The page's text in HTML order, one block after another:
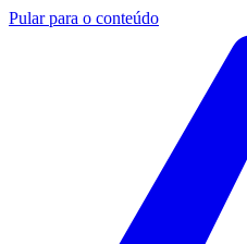
Pular para o conteúdo